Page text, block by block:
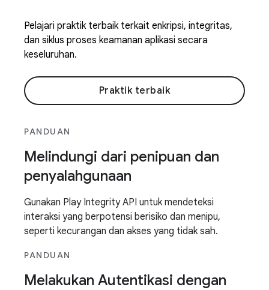
Pelajari praktik terbaik terkait enkripsi, integritas,
dan siklus proses keamanan aplikasi secara
keseluruhan.
Praktik terbaik
PANDUAN
Melindungi dari penipuan dan
penyalahgunaan
Gunakan Play Integrity API untuk mendeteksi
interaksi yang berpotensi berisiko dan menipu,
seperti kecurangan dan akses yang tidak sah.
PANDUAN
Melakukan Autentikasi dengan